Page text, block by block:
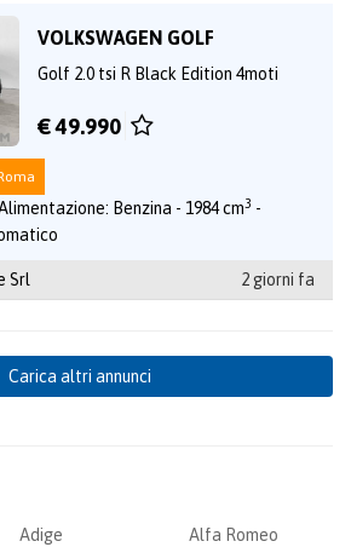
VOLKSWAGEN GOLF
Golf 2.0 tsi R Black Edition 4moti
€ 49.990
Benzina - 1984 cm3 -
Srl 2 giorni fa
Carica altri annunci
Adige
Alfa Romeo